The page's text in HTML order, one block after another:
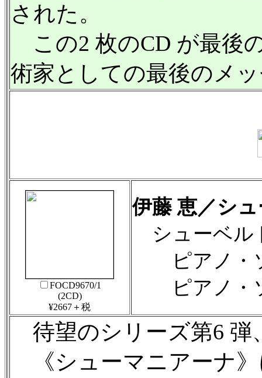
された。
この2 枚のCD が最後
術家としての最後のメ
FOCD9670/1
(2CD)
¥2667＋税
伊藤 恵／シ
シューベル
ピアノ・ソ
ピアノ・ソ
待望のシリーズ第6 弾
《シューマニアーナ》